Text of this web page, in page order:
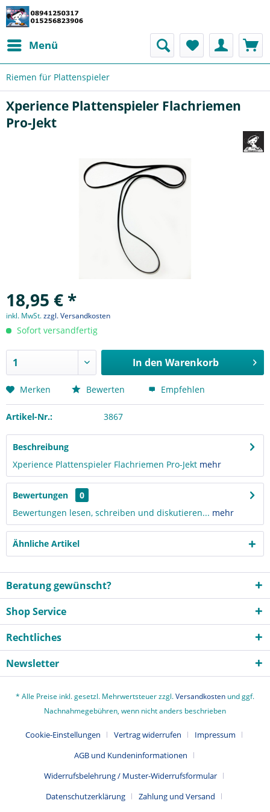
Menü
Riemen für Plattenspieler
Xperience Plattenspieler Flachriemen
Pro-Jekt
18,95 € *
inkl. MwSt.zzgl. Versandkosten
Sofort versandfertig
In den Warenkorb
Merken Bewerten Empfehlen
Artikel-Nr.: 3867
Beschreibung
Xperience Plattenspieler Flachriemen Pro-Jekt mehr
Bewertungen
0
Bewertungen lesen, schreiben und diskutieren... mehr
Ähnliche Artikel
Beratung gewünscht?
Shop Service
Rechtliches
Newsletter
* Alle Preise inkl. gesetzl. Mehrwertsteuer zzgl.Versandkosten und ggf.
Nachnahmegebühren, wenn nicht anders beschrieben
Cookie-Einstellungen Vertrag widerrufen
Impressum
AGB und Kundeninformationen
Widerrufsbelehrung / Muster-Widerrufsformular
Datenschutzerklärung
Zahlung und Versand